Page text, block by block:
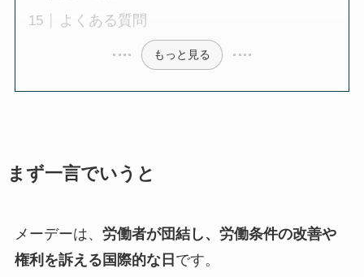
よくある質問
もっと見る
まず一言でいうと
メーデーは、 労働者が団結し、労働条件の改善や
権利を訴える国際的な日 です。